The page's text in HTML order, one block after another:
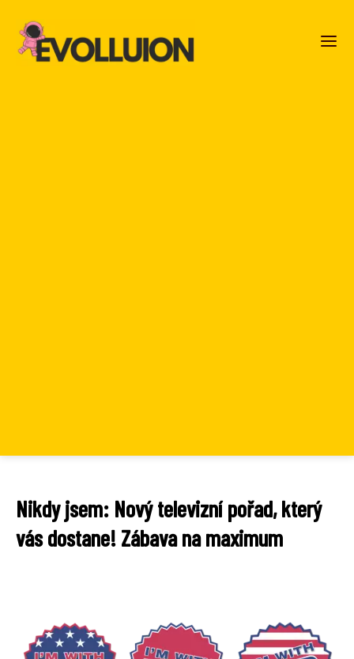
Nikdy jsem: Nový televizní pořad, který
vás dostane! Zábava na maximum